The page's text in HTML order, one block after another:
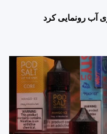
آب رونمایی کرد